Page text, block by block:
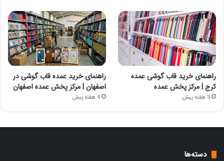
راهنمای خرید قاب گوشی عمده
کرج | مرکز پخش عمده
3 هفته پیش
راهنمای خرید عمده قاب گوشی در
اصفهان | مرکز پخش عمده اصفهان
4 هفته پیش
دسته‌ها